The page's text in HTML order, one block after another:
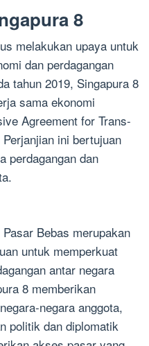
8
melakukan upaya untuk
dan perdagangan
tahun 2019, Singapura 8
sama ekonomi
Agreement for Trans-
ini bertujuan
perdagangan dan
Bebas merupakan
untuk memperkuat
antar negara
8 memberikan
negara anggota,
politik dan diplomatik